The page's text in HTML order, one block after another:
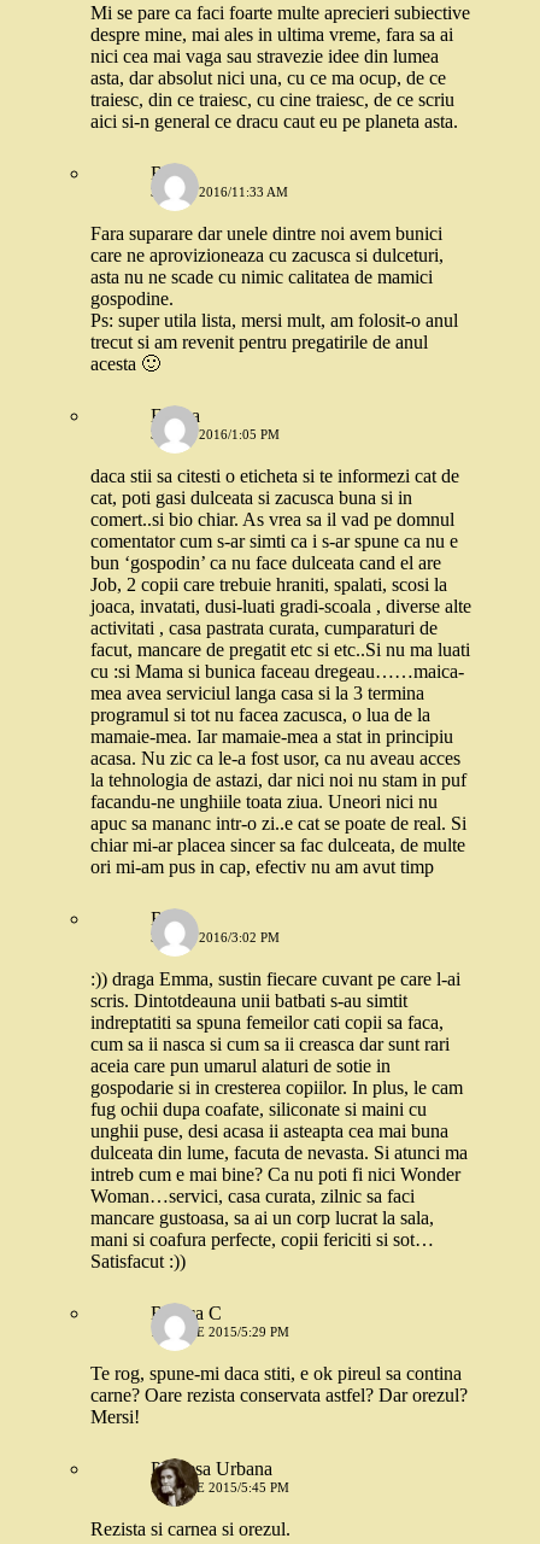
Mi se pare ca faci foarte multe aprecieri subiective
despre mine, mai ales in ultima vreme, fara sa ai
nici cea mai vaga sau stravezie idee din lumea
asta, dar absolut nici una, cu ce ma ocup, de ce
traiesc, din ce traiesc, cu cine traiesc, de ce scriu
aici si-n general ce dracu caut eu pe planeta asta.
Ralu
30 MAI 2016/11:33 AM
Fara suparare dar unele dintre noi avem bunici
care ne aprovizioneaza cu zacusca si dulceturi,
asta nu ne scade cu nimic calitatea de mamici
gospodine.
Ps: super utila lista, mersi mult, am folosit-o anul
trecut si am revenit pentru pregatirile de anul
acesta 🙂
Emma
30 MAI 2016/1:05 PM
daca stii sa citesti o eticheta si te informezi cat de
cat, poti gasi dulceata si zacusca buna si in
comert..si bio chiar. As vrea sa il vad pe domnul
comentator cum s-ar simti ca i s-ar spune ca nu e
bun ‘gospodin’ ca nu face dulceata cand el are
Job, 2 copii care trebuie hraniti, spalati, scosi la
joaca, invatati, dusi-luati gradi-scoala , diverse alte
activitati , casa pastrata curata, cumparaturi de
facut, mancare de pregatit etc si etc..Si nu ma luati
cu :si Mama si bunica faceau dregeau……maica-
mea avea serviciul langa casa si la 3 termina
programul si tot nu facea zacusca, o lua de la
mamaie-mea. Iar mamaie-mea a stat in principiu
acasa. Nu zic ca le-a fost usor, ca nu aveau acces
la tehnologia de astazi, dar nici noi nu stam in puf
facandu-ne unghiile toata ziua. Uneori nici nu
apuc sa mananc intr-o zi..e cat se poate de real. Si
chiar mi-ar placea sincer sa fac dulceata, de multe
ori mi-am pus in cap, efectiv nu am avut timp
Ralu
31 MAI 2016/3:02 PM
:)) draga Emma, sustin fiecare cuvant pe care l-ai
scris. Dintotdeauna unii batbati s-au simtit
indreptatiti sa spuna femeilor cati copii sa faca,
cum sa ii nasca si cum sa ii creasca dar sunt rari
aceia care pun umarul alaturi de sotie in
gospodarie si in cresterea copiilor. In plus, le cam
fug ochii dupa coafate, siliconate si maini cu
unghii puse, desi acasa ii asteapta cea mai buna
dulceata din lume, facuta de nevasta. Si atunci ma
intreb cum e mai bine? Ca nu poti fi nici Wonder
Woman…servici, casa curata, zilnic sa faci
mancare gustoasa, sa ai un corp lucrat la sala,
mani si coafura perfecte, copii fericiti si sot…
Satisfacut :))
Raluca C
15 IULIE 2015/5:29 PM
Te rog, spune-mi daca stiti, e ok pireul sa contina
carne? Oare rezista conservata astfel? Dar orezul?
Mersi!
Printesa Urbana
15 IULIE 2015/5:45 PM
Rezista si carnea si orezul.